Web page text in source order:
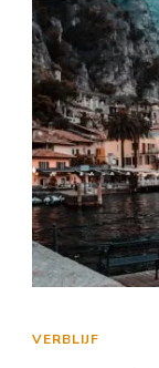
VERBLIJF